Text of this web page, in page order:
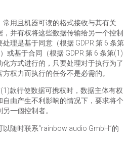
用且机器可读的格式接收与其有关
并有权将这些数据传输给另一个控制
理是基于同意（根据 GDPR 第 6 条第
或基于合同（根据 GDPR 第 6 条第(1)
方式进行的，只要处理对于执行为了
权力而执行的任务不是必需的。
款行使数据可携权时，数据主体有权
由产生不利影响的情况下，要求将个
一個控制者。
随时联系“rainbow audio GmbH”的